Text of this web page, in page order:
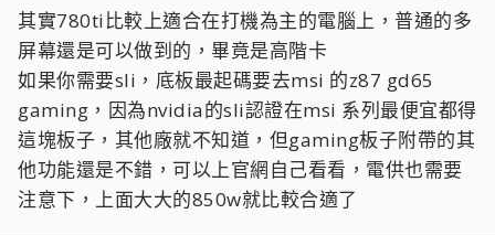
其實780ti比較上適合在打機為主的電腦上，普通的多
屏幕還是可以做到的，畢竟是高階卡
如果你需要sli，底板最起碼要去msi 的z87 gd65
gaming，因為nvidia的sli認證在msi 系列最便宜都得
這塊板子，其他廠就不知道，但gaming板子附帶的其
他功能還是不錯，可以上官網自己看看，電供也需要
注意下，上面大大的850w就比較合適了